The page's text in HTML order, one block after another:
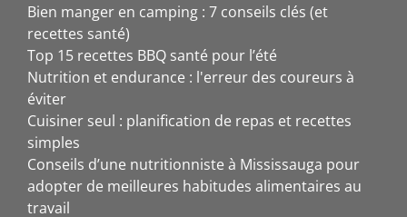
Bien manger en camping : 7 conseils clés (et
recettes santé)
Top 15 recettes BBQ santé pour l’été
Nutrition et endurance : l'erreur des coureurs à
éviter
Cuisiner seul : planification de repas et recettes
simples
Conseils d’une nutritionniste à Mississauga pour
adopter de meilleures habitudes alimentaires au
travail